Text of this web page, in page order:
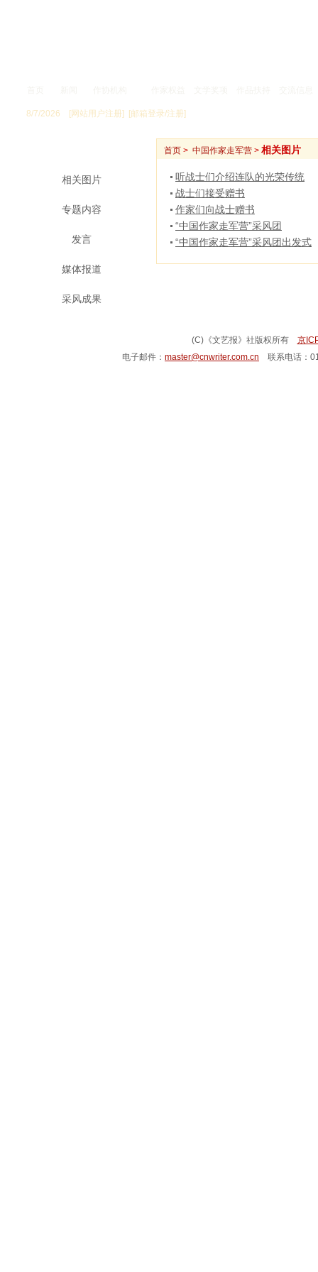
8/7/2026 [网站用户注册] [邮箱登录/注册]
相关图片
专题内容
发言
媒体报道
采风成果
首页 > 中国作家走军营 > 相关图片
听战士们介绍连队的光荣传统
战士们接受赠书
作家们向战士赠书
“中国作家走军营”采风团
“中国作家走军营”采风团出发式
(C)《文艺报》社版权所有 京
电子邮件： master@cnwriter.com.cn 联系电话：